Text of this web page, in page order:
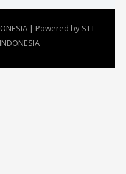
| Powered by STT